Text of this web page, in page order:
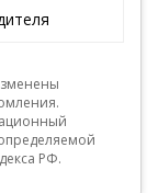
РФ.